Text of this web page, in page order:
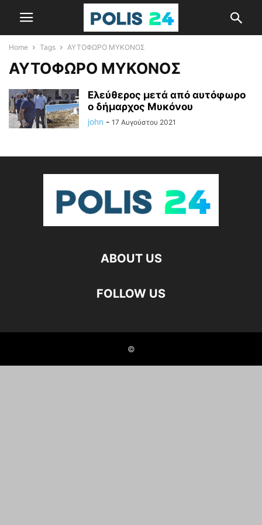
Home Tags ΑΥΤΟΦΩΡΟ ΜΥΚΟΝΟΣ
ΑΥΤΟΦΩΡΟ ΜΥΚΟΝΟΣ
Ελεύθερος μετά από αυτόφωρο
ο δήμαρχος Μυκόνου
john - 17 Αυγούστου 2021
ABOUT US
FOLLOW US
©